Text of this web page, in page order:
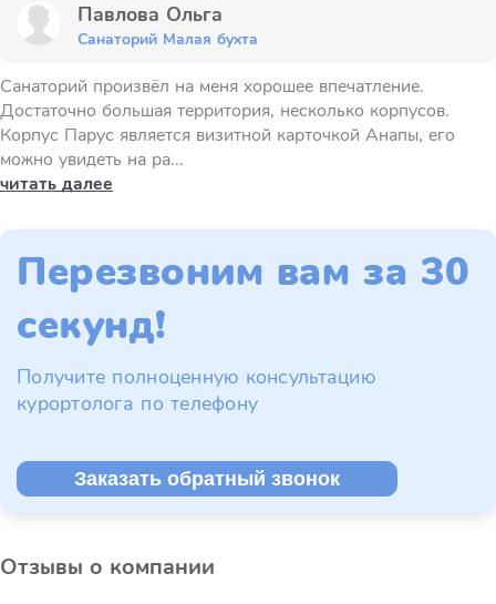
Павлова Ольга
Санаторий Малая бухта
Санаторий произвёл на меня хорошее впечатление.
Достаточно большая территория, несколько корпусов.
Корпус Парус является визитной карточкой Анапы, его
можно увидеть на ра...
читать далее
Перезвоним вам за 30
секунд!
Получите полноценную консультацию
курортолога по телефону
Заказать обратный звонок
Отзывы о компании